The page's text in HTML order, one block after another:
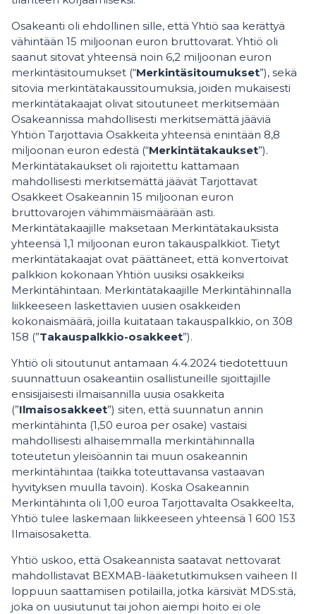
Osakeanti oli ehdollinen sille, että Yhtiö saa kerättyä
vähintään 15 miljoonan euron bruttovarat. Yhtiö oli
saanut sitovat yhteensä noin 6,2 miljoonan euron
merkintäsitoumukset (“Merkintäsitoumukset”), sekä
sitovia merkintätakaussitoumuksia, joiden mukaisesti
merkintätakaajat olivat sitoutuneet merkitsemään
Osakeannissa mahdollisesti merkitsemättä jääviä
Yhtiön Tarjottavia Osakkeita yhteensä enintään 8,8
miljoonan euron edestä (“Merkintätakaukset”).
Merkintätakaukset oli rajoitettu kattamaan
mahdollisesti merkitsemättä jäävät Tarjottavat
Osakkeet Osakeannin 15 miljoonan euron
bruttovarojen vähimmäismäärään asti.
Merkintätakaajille maksetaan Merkintätakauksista
yhteensä 1,1 miljoonan euron takauspalkkiot. Tietyt
merkintätakaajat ovat päättäneet, että konvertoivat
palkkion kokonaan Yhtiön uusiksi osakkeiksi
Merkintähintaan. Merkintätakaajille Merkintähinnalla
liikkeeseen laskettavien uusien osakkeiden
kokonaismäärä, joilla kuitataan takauspalkkio, on 308
158 (”Takauspalkkio-osakkeet”).
Yhtiö oli sitoutunut antamaan 4.4.2024 tiedotettuun
suunnattuun osakeantiin osallistuneille sijoittajille
ensisijaisesti ilmaisannilla uusia osakkeita
(”Ilmaisosakkeet”) siten, että suunnatun annin
merkintähinta (1,50 euroa per osake) vastaisi
mahdollisesti alhaisemmalla merkintähinnalla
toteutetun yleisöannin tai muun osakeannin
merkintähintaa (taikka toteuttavansa vastaavan
hyvityksen muulla tavoin). Koska Osakeannin
Merkintähinta oli 1,00 euroa Tarjottavalta Osakkeelta,
Yhtiö tulee laskemaan liikkeeseen yhteensä 1 600 153
Ilmaisosaketta.
Yhtiö uskoo, että Osakeannista saatavat nettovarat
mahdollistavat BEXMAB-lääketutkimuksen vaiheen II
loppuun saattamisen potilailla, jotka kärsivät MDS:stä,
joka on uusiutunut tai johon aiempi hoito ei ole